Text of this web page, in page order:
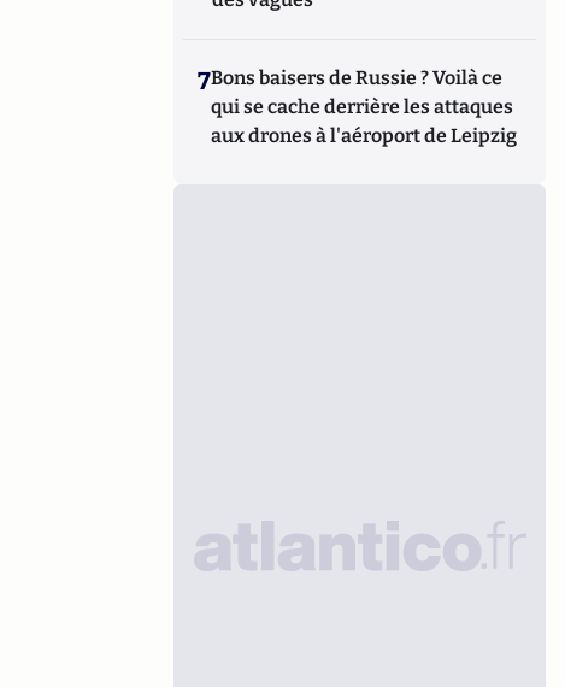
7Bons baisers de Russie ? Voilà ce
qui se cache derrière les attaques
aux drones à l'aéroport de Leipzig